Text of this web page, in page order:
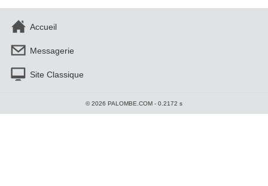
Accueil
Messagerie
Site Classique
© 2026 PALOMBE.COM - 0.2172 s